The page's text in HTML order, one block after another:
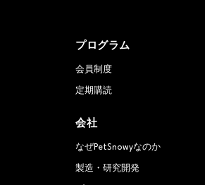
プログラム
会員制度
定期購読
会社
なぜPetSnowyなのか
製造・研究開発